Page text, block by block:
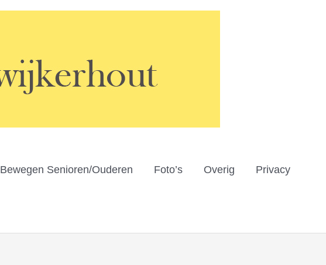
Bewegen Senioren/Ouderen Foto’s Overig Privacy